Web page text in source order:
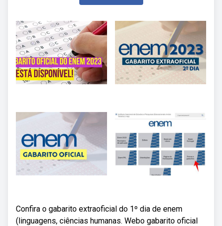
Confira o gabarito extraoficial do 1º dia de enem
(linguagens, ciências humanas. Webo gabarito oficial